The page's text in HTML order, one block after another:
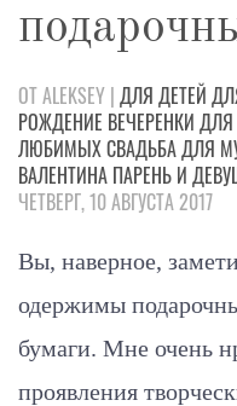
ОТ ALEKSEY | ДЛЯ ДЕТЕЙ
РОЖДЕНИЕ ВЕЧЕРЕНКИ
ЛЮБИМЫХСВАДЬБАДЛЯ
ВАЛЕНТИНА ПАРЕНЬ И
ЧЕТВЕРГ, 10 АВГУСТА 2017
Вы, наверное,
одержимы
бумаги. Мне очень
проявления